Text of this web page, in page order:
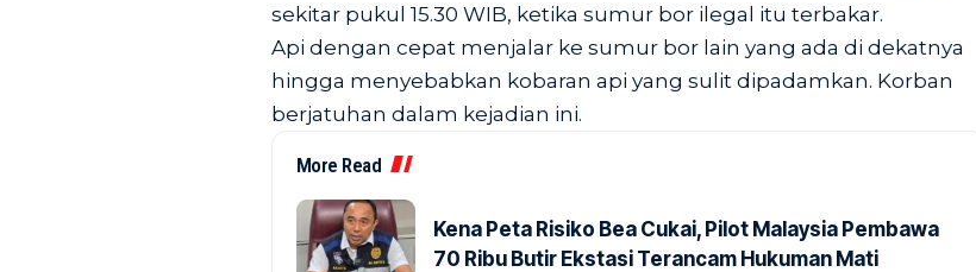
sekitar pukul 15.30 WIB, ketika sumur bor ilegal itu terbakar.
Api dengan cepat menjalar ke sumur bor lain yang ada di dekatnya
hingga menyebabkan kobaran api yang sulit dipadamkan. Korban
berjatuhan dalam kejadian ini.
More Read
Kena Peta Risiko Bea Cukai, Pilot Malaysia Pembawa
70 Ribu Butir Ekstasi Terancam Hukuman Mati